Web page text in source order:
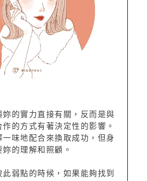
的實力直接有關，反而是與
的方式有著決定性的影響。
味地配合來換取成功，但身
的理解和照顧。
弱點的時候，如果能夠找到